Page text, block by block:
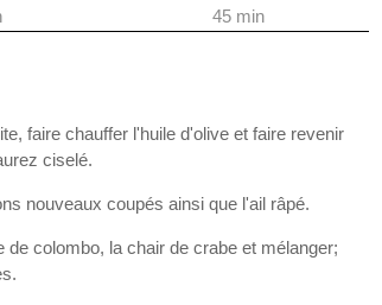
45 min
faire chauffer l'huile d'olive et faire revenir
ciselé.
nouveaux coupés ainsi que l'ail râpé.
de colombo, la chair de crabe et mélanger;